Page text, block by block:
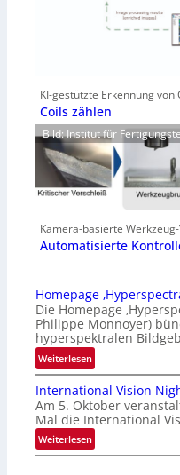
KI-gestützte Erkennung
Coils zählen
Bild: Institut für
Kamera-basierte
Automatisierte
Homepage
Die Homepage
Philippe Monnoyer)
hyperspektralen
Weiterlesen:
H
o
m
e
p
a
International Vision
Am 5. Oktober
Mal die International
Weiterlesen:
I